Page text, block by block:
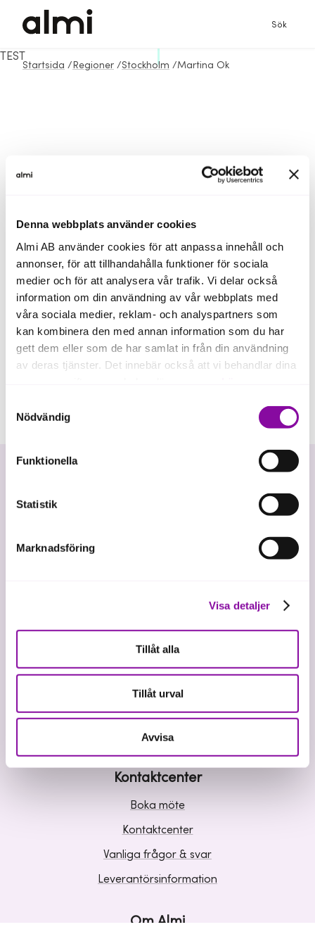
Denna webbplats använder cookies
Almi AB använder cookies för att anpassa innehåll och
annonser, för att tillhandahålla funktioner för sociala
medier och för att analysera vår trafik. Vi delar också
information om din användning av vår webbplats med
våra sociala medier, reklam- och analyspartners som
kan kombinera den med annan information som du har
gett dem eller som de har samlat in från din användning
av deras tjänster. Det innebär också att vi behandlar dina
Om du klickar på avvisa kommer användning av kakor
eller delning av information enligt ovan, inte att ske,
förutom för kakor som är nödvändiga för att hemsidan
ska fungera se mer under inställningar.
Nödvändig
Funktionella
Statistik
Marknadsföring
Visa detaljer
Tillåt alla
Tillåt urval
Avvisa
Sök
Startsida / Regioner /Stockholm /Martina Ok
TEST
Våra tjänster
Riskkapital
Affärsutveckling
Kunskap och inspiration
Kontaktcenter
Boka möte
Kontaktcenter
Vanliga frågor & svar
Leverantörsinformation
Om Almi